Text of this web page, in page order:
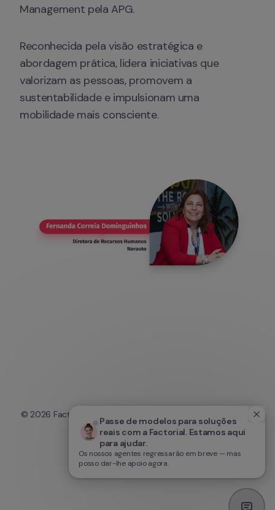
Management pela APG.
Reconhecida pela visão estratégica e
abordagem prática, lidera iniciativas que
valorizam as pessoas, promovem a
sustentabilidade e impulsionam uma
mobilidade mais consciente.
Passe de modelos para soluções
reais com a Factorial. Estamos aqui
para ajudar.
Os nossos agentes regressarão em breve — mas
posso dar-lhe apoio agora.
© 2026 Factorial
Termos e Condições
Cookies